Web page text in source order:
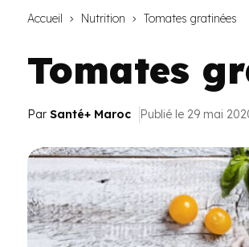
Accueil Nutrition Tomates gratinées
Tomates
Par Santé+ Maroc Publié le 29 mai